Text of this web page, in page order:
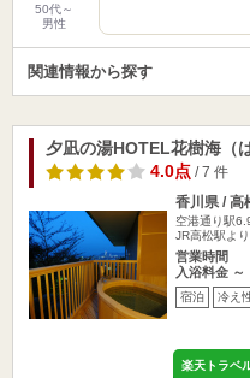
50代～
男性
関連情報から探す
夕凪の湯HOTEL花樹海（
4.0点/ 7 件
香川県 / 高
空港通り駅
JR高松駅よ
営業時間
入浴料金 ～
宿泊 冷え
楽天トラベ